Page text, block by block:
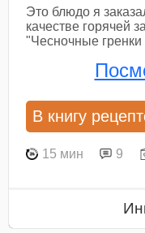
Это блюдо я
качестве горячей
"Чесночные гренки
В книгу
15 мин 9